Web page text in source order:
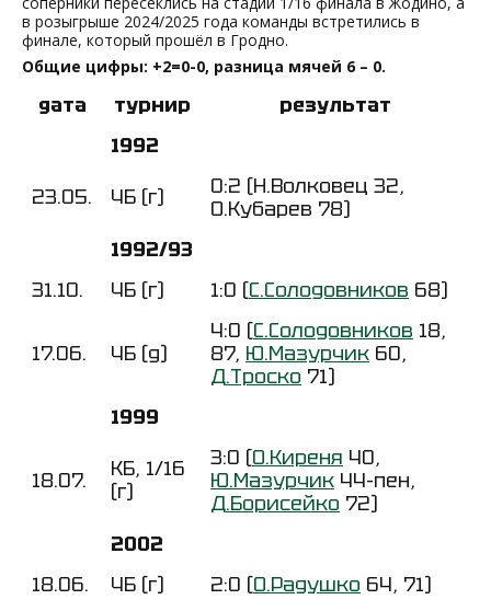
в розыгрыше 2024/2025 года команды встретились в
финале, который прошёл в Гродно.
Общие цифры: +2=0-0, разница мячей 6 – 0.
дата турнир
результат
1992
23.05. ЧБ (г)
0:2 (Н.Волковец 32,
О.Кубарев 78)
1992/93
31.10.
ЧБ (г) 1:0 (С.Солодовников 68)
17.06. ЧБ (д)
4:0 (С.Солодовников 18,
87, Ю.Мазурчик 60,
Д.Троско 71)
1999
18.07.
КБ, 1/16
(г)
3:0 (О.Киреня 40,
Ю.Мазурчик 44-пен,
Д.Борисейко 72)
2002
18.06.
ЧБ (г) 2:0 (О.Радушко 64, 71)